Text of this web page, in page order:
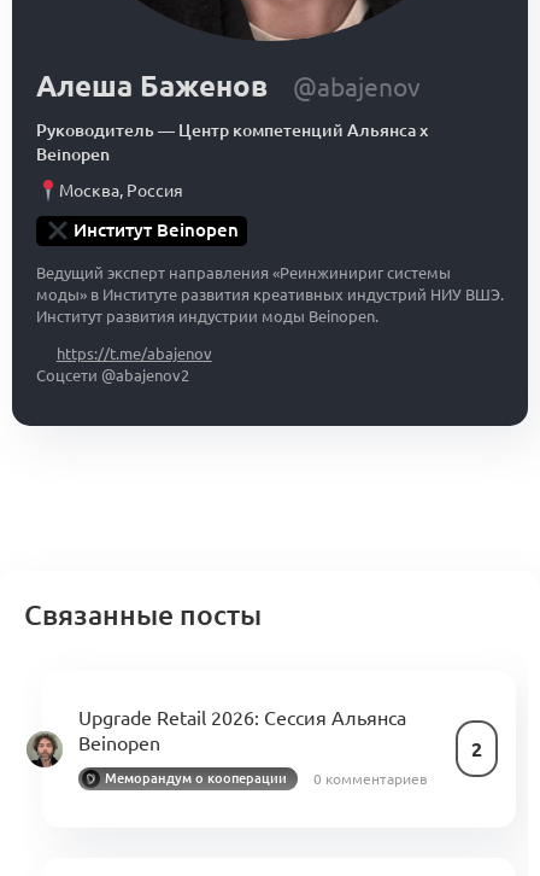
Алеша Баженов @abajenov
Руководитель— Центр компетенций Альянса x
Beinopen
Москва, Россия
Институт Beinopen
Ведущий эксперт направления «Реинжинириг системы
моды» в Институте развития креативных индустрий НИУ ВШЭ.
Институт развития индустрии моды Beinopen.
https://t.me/abajenov
Соцсети @abajenov2
Связанные посты
Upgrade Retail 2026: Сессия Альянса
Beinopen
2
Меморандум о кооперации 0 комментариев